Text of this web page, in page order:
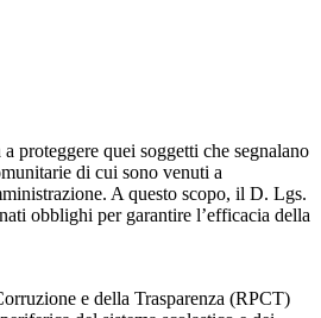
proteggere quei soggetti che segnalano
di cui sono venuti a
A questo scopo, il D. Lgs.
obblighi per garantire l’efficacia della
e della Trasparenza (RPCT)